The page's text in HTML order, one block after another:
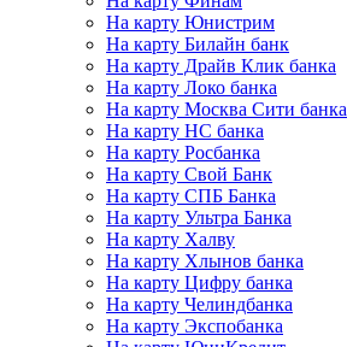
На карту Юнистрим
На карту Билайн банк
На карту Драйв Клик банка
На карту Локо банка
На карту Москва Сити банка
На карту НС банка
На карту Росбанка
На карту Свой Банк
На карту СПБ Банка
На карту Ультра Банка
На карту Халву
На карту Хлынов банка
На карту Цифру банка
На карту Челиндбанка
На карту Экспобанка